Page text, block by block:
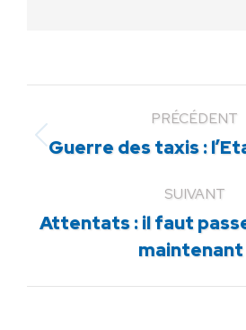
PRÉCÉDENT
Article
:
Guerre des taxis :
SUIVANT
Article
suivant
Attentats : il faut
maintenant